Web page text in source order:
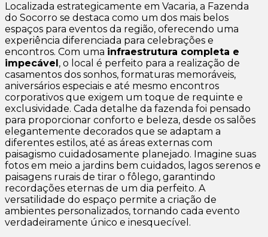
Localizada estrategicamente em Vacaria, a Fazenda
do Socorro se destaca como um dos mais belos
espaços para eventos da região, oferecendo uma
experiência diferenciada para celebrações e
encontros. Com uma infraestrutura completa e
impecável , o local é perfeito para a realização de
casamentos dos sonhos, formaturas memoráveis,
aniversários especiais e até mesmo encontros
corporativos que exigem um toque de requinte e
exclusividade. Cada detalhe da fazenda foi pensado
para proporcionar conforto e beleza, desde os salões
elegantemente decorados que se adaptam a
diferentes estilos, até as áreas externas com
paisagismo cuidadosamente planejado. Imagine suas
fotos em meio a jardins bem cuidados, lagos serenos e
paisagens rurais de tirar o fôlego, garantindo
recordações eternas de um dia perfeito. A
versatilidade do espaço permite a criação de
ambientes personalizados, tornando cada evento
verdadeiramente único e inesquecível.